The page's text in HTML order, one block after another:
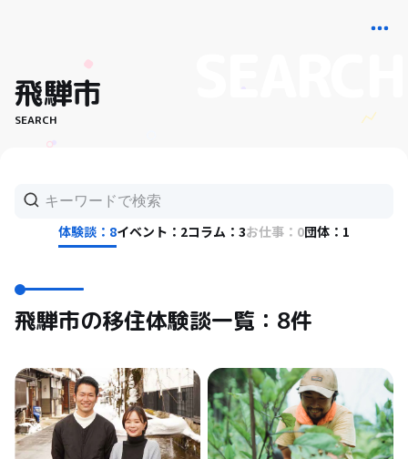
飛騨市
SEARCH
体験談：8イベント：2コラム：3お仕事：0団体：1
飛騨市の移住体験談一覧：8件